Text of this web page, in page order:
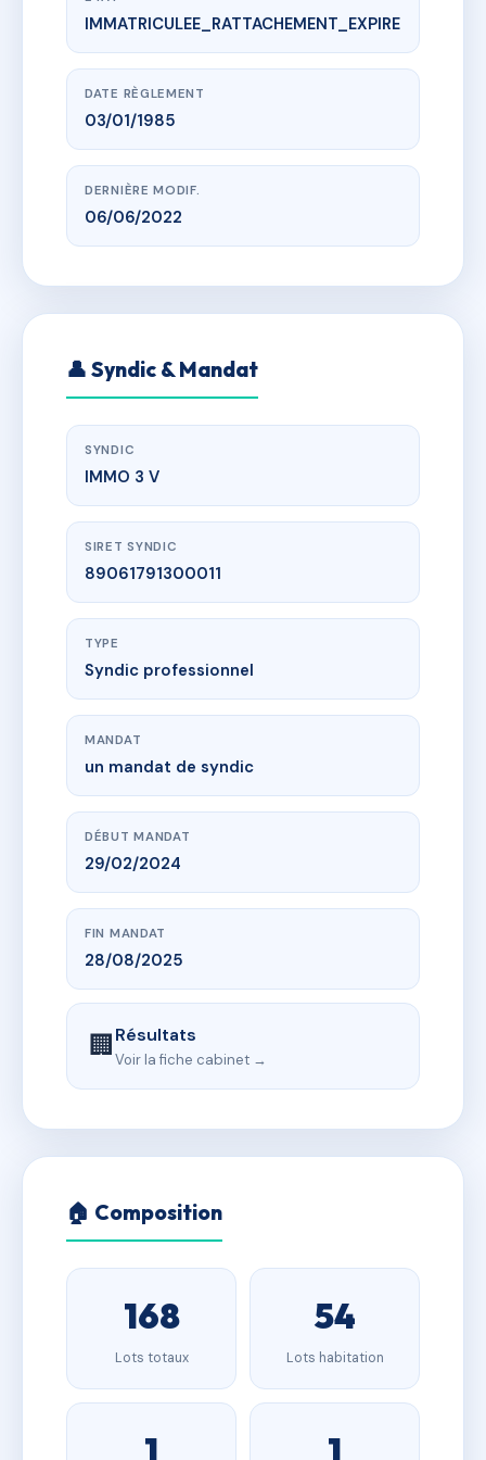
www.vme.plus/AB9801770
ONYX
BELLE PLAGNE 73210 LA PLAGNE TARENTAISE
IMMATRICULEE_RATTACHEMENT_EXPIRE
DATE RÈGLEMENT
03/01/1985
DERNIÈRE MODIF.
06/06/2022
👤 Syndic & Mandat
SYNDIC
IMMO 3 V
SIRET SYNDIC
89061791300011
TYPE
Syndic professionnel
MANDAT
un mandat de syndic
DÉBUT MANDAT
29/02/2024
FIN MANDAT
28/08/2025
🏢Résultats
Voir la fiche cabinet →
🏠 Composition
168
Lots totaux
54
Lots habitation
1 1